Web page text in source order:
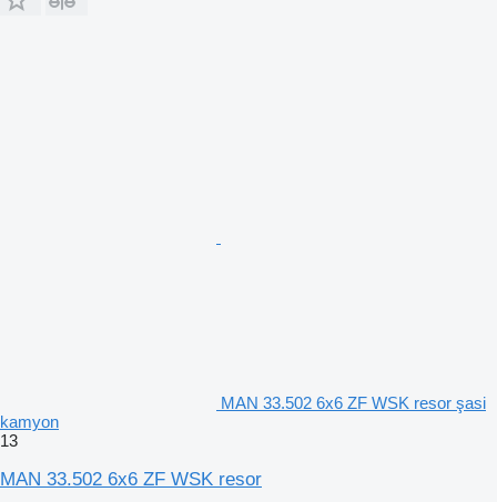
MAN 33.502 6x6 ZF WSK resor şasi
kamyon
13
MAN 33.502 6x6 ZF WSK resor